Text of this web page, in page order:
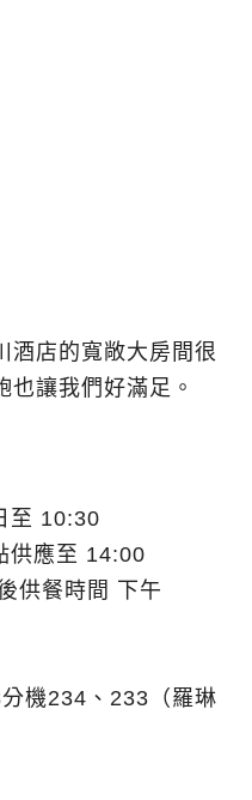
酒店的寬敞大房間很
也讓我們好滿足。
至 10:30
供應至 14:00
供餐時間 下午
機234、233（羅琳